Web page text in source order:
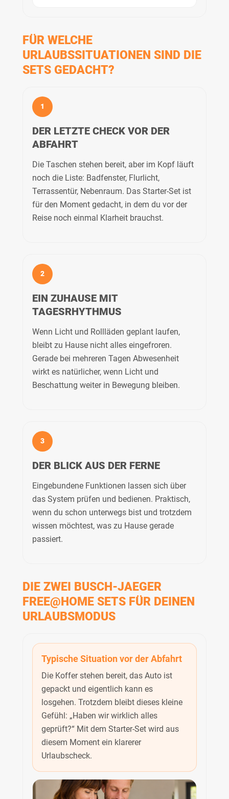
FÜR WELCHE
URLAUBSSITUATIONEN SIND DIE
SETS GEDACHT?
1
DER LETZTE CHECK VOR DER
ABFAHRT
Die Taschen stehen bereit, aber im Kopf läuft
noch die Liste: Badfenster, Flurlicht,
Terrassentür, Nebenraum. Das Starter-Set ist
für den Moment gedacht, in dem du vor der
Reise noch einmal Klarheit brauchst.
2
EIN ZUHAUSE MIT
TAGESRHYTHMUS
Wenn Licht und Rollläden geplant laufen,
bleibt zu Hause nicht alles eingefroren.
Gerade bei mehreren Tagen Abwesenheit
wirkt es natürlicher, wenn Licht und
Beschattung weiter in Bewegung bleiben.
3
DER BLICK AUS DER FERNE
Eingebundene Funktionen lassen sich über
das System prüfen und bedienen. Praktisch,
wenn du schon unterwegs bist und trotzdem
wissen möchtest, was zu Hause gerade
passiert.
DIE ZWEI BUSCH-JAEGER
FREE@HOME SETS FÜR DEINEN
URLAUBSMODUS
Typische Situation vor der Abfahrt
Die Koffer stehen bereit, das Auto ist
gepackt und eigentlich kann es
losgehen. Trotzdem bleibt dieses kleine
Gefühl: „Haben wir wirklich alles
geprüft?“ Mit dem Starter-Set wird aus
diesem Moment ein klarerer
Urlaubscheck.